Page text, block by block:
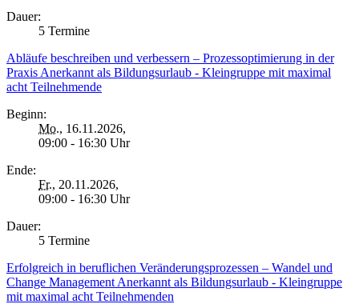
Dauer:
5 Termine
Abläufe beschreiben und verbessern – Prozessoptimierung in der
Praxis Anerkannt als Bildungsurlaub - Kleingruppe mit maximal
acht Teilnehmende
Beginn:
Mo., 16.11.2026,
09:00 - 16:30 Uhr
Ende:
Fr., 20.11.2026,
09:00 - 16:30 Uhr
Dauer:
5 Termine
Erfolgreich in beruflichen Veränderungsprozessen – Wandel und
Change Management Anerkannt als Bildungsurlaub - Kleingruppe
mit maximal acht Teilnehmenden